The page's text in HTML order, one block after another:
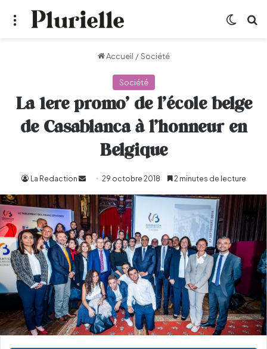
Menu
Accueil / Société
Société
La 1ere promo’ de l’école belge
de Casablanca à l’honneur en
Belgique
La Redaction
Envoyer
un
courriel
29 octobre 2018 2 minutes de lecture